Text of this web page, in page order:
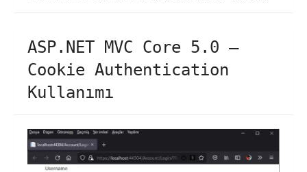
ASP.NET MVC Core 5.0 –
Cookie Authentication
Kullanımı